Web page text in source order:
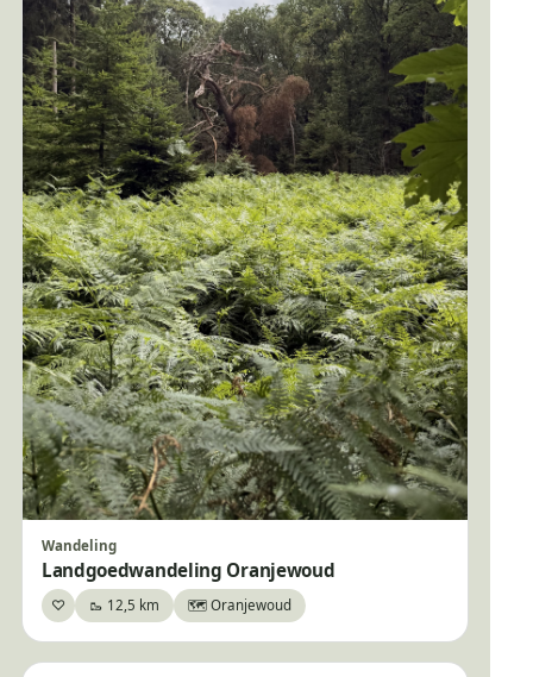
Wandeling
Landgoedwandeling Oranjewoud
♡Bewaar🥾 12,5 km 🗺️ Oranjewoud